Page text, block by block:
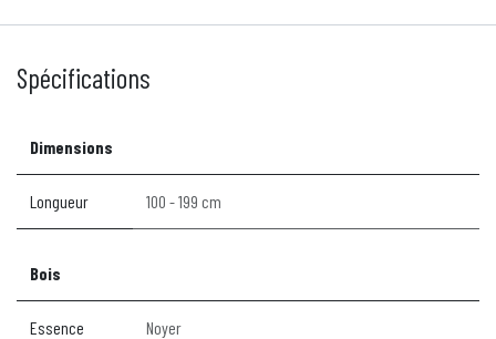
Spécifications
Dimensions
Longueur 100 - 199 cm
Bois
Essence Noyer